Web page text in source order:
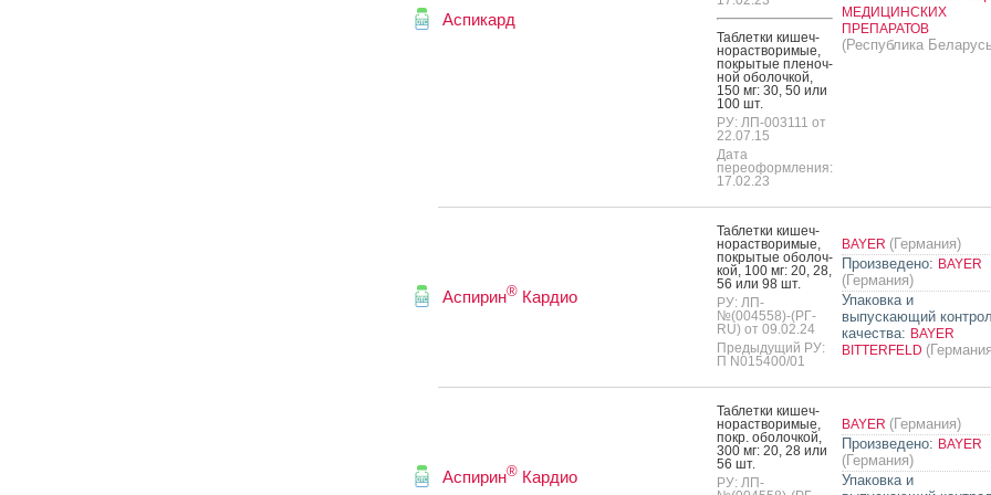
Аспикард
Таб­летки ки­шеч­
но­рас­тво­римые,
пок­ры­тые пле­ноч­
ной обо­лоч­кой,
150 мг: 30, 50 или
100 шт.
РУ: ЛП-003111 от
22.07.15
Дата
переоформления:
17.02.23
МЕДИЦИНСКИХ
ПРЕПАРАТОВ
(Республика
Аспирин®Кардио
Таб­летки ки­шеч­
но­рас­тво­римые,
пок­ры­тые обо­лоч­
кой, 100 мг: 20, 28,
56 или 98 шт.
РУ: ЛП-
№(004558)-(РГ-
RU) от 09.02.24
Предыдущий РУ:
П N015400/01
BAYER (Германия)
Произведено: BAYER
(Германия)
Упаковка и
выпускающий
качества: BAYER
BITTERFELD
Аспирин®Кардио
Таб­летки ки­шеч­
но­рас­тво­римые,
покр. обо­лоч­кой,
300 мг: 20, 28 или
56 шт.
РУ: ЛП-
BAYER (Германия)
Произведено: BAYER
(Германия)
Упаковка и